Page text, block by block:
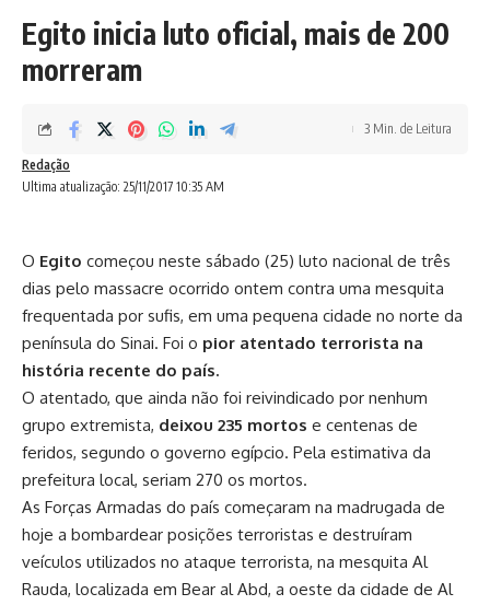
Egito inicia luto oficial, mais de 200
morreram
Ultima atualização: 25/11/2017 10:35 AM
Redação
3 Min. de Leitura
O Egito começou neste sábado (25) luto nacional de três
dias pelo massacre ocorrido ontem contra uma mesquita
frequentada por sufis, em uma pequena cidade no norte da
península do Sinai. Foi o pior atentado terrorista na
história recente do país.
O atentado, que ainda não foi reivindicado por nenhum
grupo extremista, deixou 235 mortos e centenas de
feridos, segundo o governo egípcio. Pela estimativa da
prefeitura local, seriam 270 os mortos.
As Forças Armadas do país começaram na madrugada de
hoje a bombardear posições terroristas e destruíram
veículos utilizados no ataque terrorista, na mesquita Al
Rauda, localizada em Bear al Abd, a oeste da cidade de Al